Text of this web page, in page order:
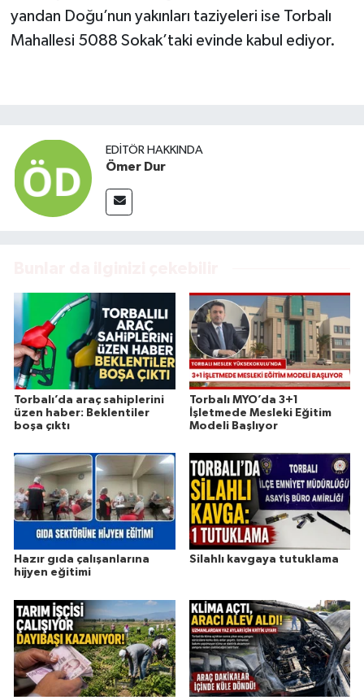
yandan Doğu’nun yakınları taziyeleri ise Torbalı
Mahallesi 5088 Sokak’taki evinde kabul ediyor.
EDITÖR HAKKINDA
Ömer Dur
Torbalı’da araç sahiplerini
üzen haber: Beklentiler
boşa çıktı
Torbalı MYO’da 3+1
İşletmede Mesleki Eğitim
Modeli Başlıyor
Hazır gıda çalışanlarına
hijyen eğitimi
Silahlı kavgaya tutuklama